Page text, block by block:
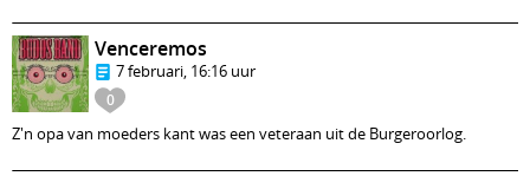
0
Venceremos
7 februari, 16:16 uur
Z'n opa van moeders kant was een veteraan uit de Burgeroorlog.